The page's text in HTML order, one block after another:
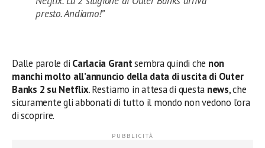
presto. Andiamo!”
Dalle parole di Carlacia Grantsembra quindi che non
manchi molto all’annuncio della data di uscita di Outer
Banks 2 su Netflix. Restiamo in attesa di questa news, che
sicuramente gli abbonati di tutto il mondo non vedono l’ora
di scoprire.